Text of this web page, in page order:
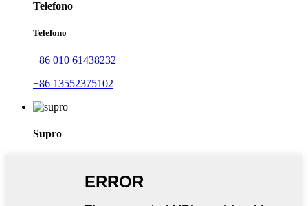
Telefono
Telefono
+86 010 61438232
+86 13552375102
Supro